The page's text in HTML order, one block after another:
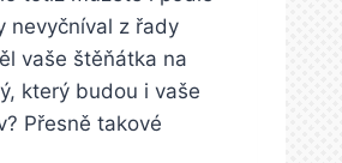
nevyčníval z řady
vaše štěňátka na
který budou i vaše
Přesně takové